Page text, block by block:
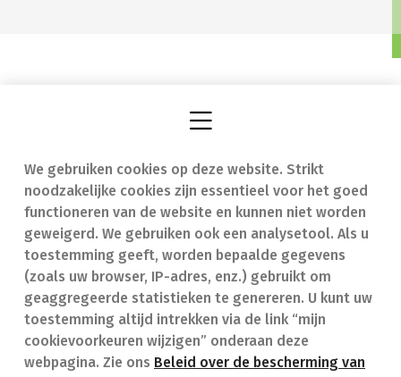
We gebruiken cookies op deze website. Strikt
noodzakelijke cookies zijn essentieel voor het goed
functioneren van de website en kunnen niet worden
geweigerd. We gebruiken ook een analysetool. Als u
toestemming geeft, worden bepaalde gegevens
(zoals uw browser, IP-adres, enz.) gebruikt om
geaggregeerde statistieken te genereren. U kunt uw
toestemming altijd intrekken via de link “mijn
cookievoorkeuren wijzigen” onderaan deze
webpagina. Zie ons Beleid over de bescherming van
Vind een apotheek
Onze expertise
Ziekten
Geneesmiddelen
In geval van nood
Contact
Veelgestelde vragen
(FAQ)